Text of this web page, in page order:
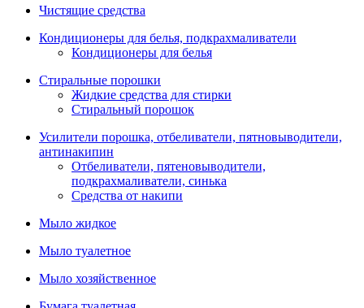
Чистящие средства
Кондиционеры для белья, подкрахмаливатели
Кондиционеры для белья
Стиральные порошки
Жидкие средства для стирки
Стиральный порошок
Усилители порошка, отбеливатели, пятновыводители,
антинакипин
Отбеливатели, пятеновыводители,
подкрахмаливатели, синька
Средства от накипи
Мыло жидкое
Мыло туалетное
Мыло хозяйственное